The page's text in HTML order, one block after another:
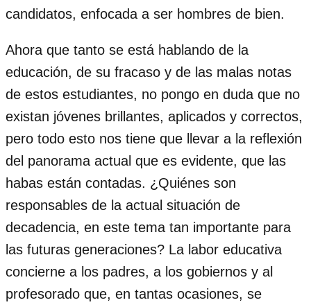
candidatos, enfocada a ser hombres de bien.
Ahora que tanto se está hablando de la
educación, de su fracaso y de las malas notas
de estos estudiantes, no pongo en duda que no
existan jóvenes brillantes, aplicados y correctos,
pero todo esto nos tiene que llevar a la reflexión
del panorama actual que es evidente, que las
habas están contadas. ¿Quiénes son
responsables de la actual situación de
decadencia, en este tema tan importante para
las futuras generaciones? La labor educativa
concierne a los padres, a los gobiernos y al
profesorado que, en tantas ocasiones, se